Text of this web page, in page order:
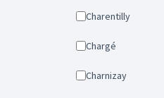
Charentilly
Chargé
Charnizay